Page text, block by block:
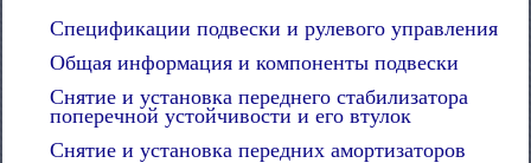
Спецификации подвески и рулевого управления
Общая информация и компоненты подвески
Снятие и установка переднего стабилизатора
поперечной устойчивости и его втулок
Снятие и установка передних амортизаторов